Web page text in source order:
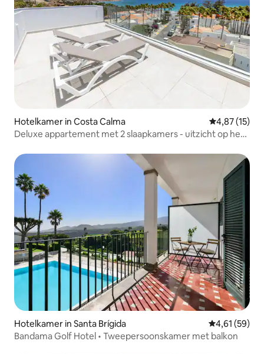
Hotelkamer in Costa Calma Gemiddelde
4,87 (15)
Deluxe appartement met 2 slaapkamers - uitzicht op het
Hotelkamer in Santa Brígida Gemiddelde
4,61 (59)
Bandama Golf Hotel • Tweepersoonskamer met balkon